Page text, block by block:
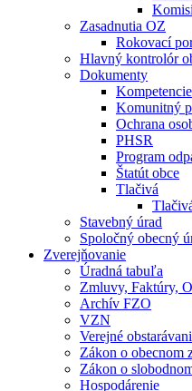
Zasadnutia OZ
Rokovací
Hlavný kontrolór
Dokumenty
Komunitný
Ochrana
PHSR
Program
Štatút obce
Tlačivá
Stavebný úrad
Spoločný obecný
Zverejňovanie
Úradná tabuľa
Zmluvy, Faktúry,
Archív FZO
VZN
Verejné
Zákon o obecnom
Zákon o
Hospodárenie